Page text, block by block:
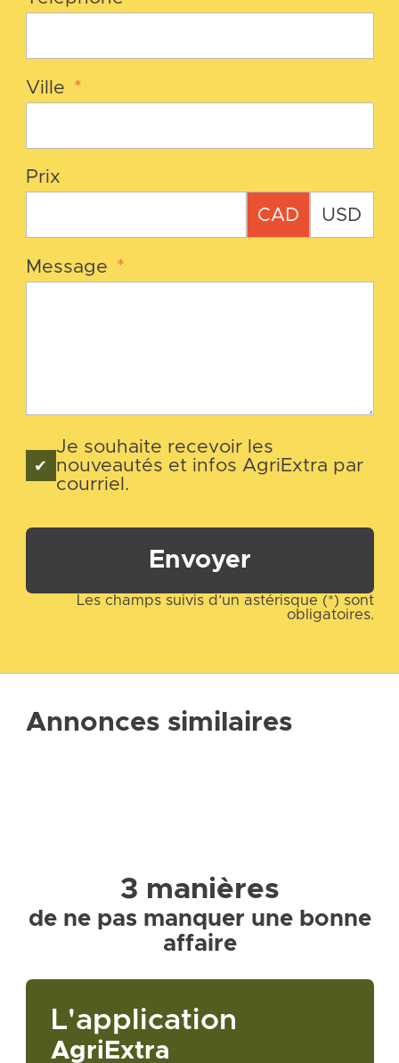
Ville *
Prix
CAD USD
Message *
Je souhaite recevoir les
nouveautés et infos AgriExtra par
courriel.
Envoyer
Les champs suivis d’un astérisque (*) sont
obligatoires.
Annonces similaires
3 manières
de ne pas manquer une bonne
affaire
L'application
AgriExtra